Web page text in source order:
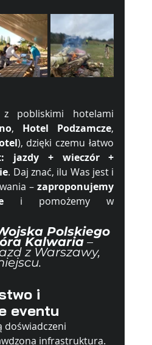
z pobliskimi hotelami
, Hotel Podzamcze
), dzięki czemu łatwo
jazdy + wieczór +
. Daj znać, ilu Was jest i
– zaproponujemy
i pomożemy w
Polskiego
Kalwaria –
z Warszawy,
i
eventu
doświadczeni
infrastruktura.